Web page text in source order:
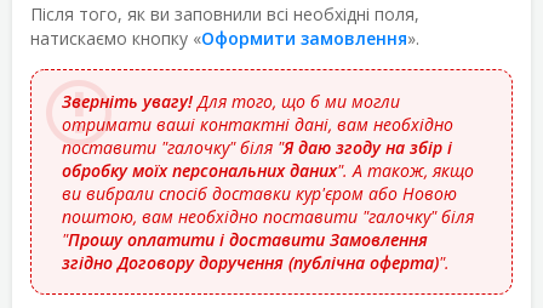
Після того, як ви заповнили всі необхідні поля,
натискаємо кнопку «Оформити замовлення».
Зверніть увагу!Для того, що б ми могли
отримати ваші контактні дані, вам необхідно
поставити "галочку" біля "Я даю згоду на збір і
обробку моїх персональних даних". А також, якщо
ви вибрали спосіб доставки кур'єром або Новою
поштою, вам необхідно поставити "галочку" біля
"Прошу оплатити і доставити Замовлення
згідно Договору доручення (публічна оферта)".